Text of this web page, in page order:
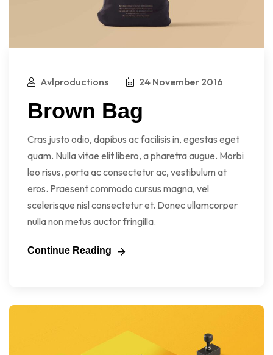
Avlproductions 24 November 2016
Brown Bag
Cras justo odio, dapibus ac facilisis in, egestas eget
quam. Nulla vitae elit libero, a pharetra augue. Morbi
leo risus, porta ac consectetur ac, vestibulum at
eros. Praesent commodo cursus magna, vel
scelerisque nisl consectetur et. Donec ullamcorper
nulla non metus auctor fringilla.
Continue Reading